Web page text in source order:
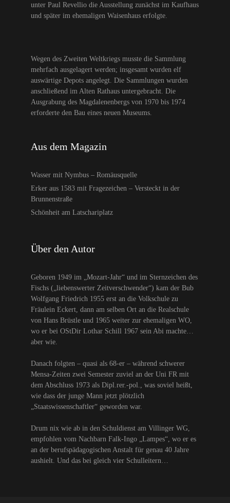
unter Paul Revellio die Ausstellung zunächst im Kaufhaus
und später im ehemaligen Waisenhaus erfolgte.
Wegen des Zweiten Weltkriegs musste die Sammlung
mehrfach ausgelagert werden; insgesamt wurden elf
auswärtige Depots angelegt. Die Sammlungen wurden
anschließend im Alten Rathaus untergebracht. Die
Ausgrabung des Magdalenenbergs von 1970 bis 1974
erforderte den Bau eines neuen Museums.
Aus dem Magazin
Wasser mit Nymbus – Romäusquelle
Erker aus 1583 mit Fragezeichen – Versteckt in der
Brunnenstraße
Schönheit am Latschariplatz
Über den Autor
Geboren 1949 im „Mozart-Jahr“ und im Sternzeichen des
Fischs („liebenswerter Zeitverschwender“) kam der Bub
Wolfgang Friedrich 1955 erst an die Volkschule zu
Fräulein Eckert, dann am selben Ort an die Realschule
von Hans Brüstle und 1965 weiter zur ehemaligen WO,
wo er bei OStDir Lothar Schill 1967 sein Abi machte…
aber wie.
Danach folgten – quasi als 68-er – während schwerer
Mensa-Zeiten zwei Semester zuviel an der Uni FR mit
dem Abschluss 1973 als Dipl.rer.-pol., was soviel heißt,
wie dass der junge Mann jetzt plötzlich
„Staatswissenschaftler“ geworden war.
Drum nix wie ab in den Schuldienst am Villinger WG,
empfohlen vom Nachbarn Falk-Ingo „Lampes“, wo er es
an der berufspädagogischen Anstalt für genau 40 Jahre
aushielt. Und das bei gleich vier Schulleitern…